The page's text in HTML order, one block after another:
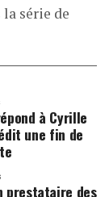
série de
à Cyrille
une fin de
prestataire des